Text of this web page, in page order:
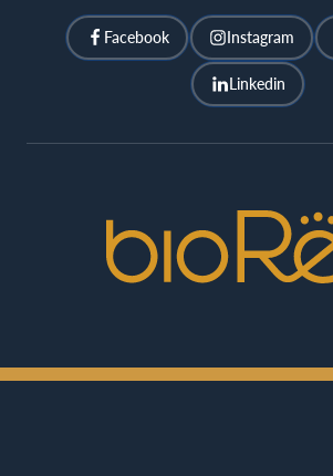
Facebook Instagram
Linkedin
Cinemas